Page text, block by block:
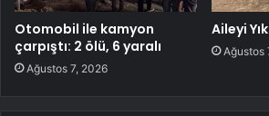
Otomobil ile kamyon
çarpıştı: 2 ölü, 6 yaralı
Ağustos 7, 2026
Aileyi
Ağustos